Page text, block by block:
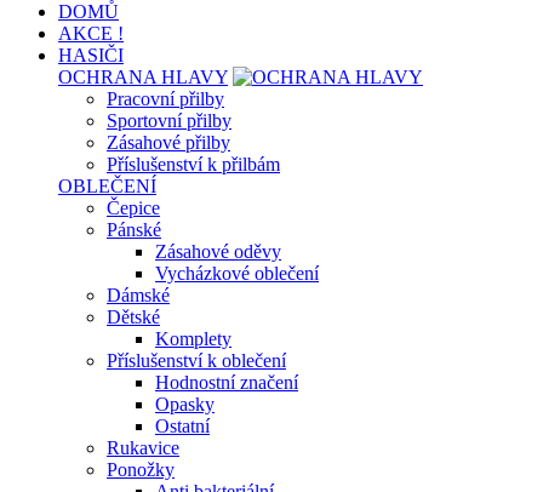
DOMŮ
AKCE !
HASIČI
OCHRANA HLAVY
Pracovní přilby
Sportovní přilby
Zásahové přilby
Příslušenství k přilbám
OBLEČENÍ
Čepice
Pánské
Zásahové oděvy
Vycházkové oblečení
Dámské
Dětské
Komplety
Příslušenství k oblečení
Hodnostní značení
Opasky
Ostatní
Rukavice
Ponožky